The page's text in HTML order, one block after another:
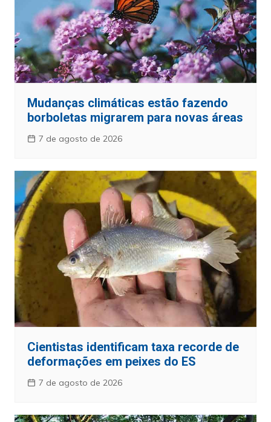
Mudanças climáticas estão fazendo
borboletas migrarem para novas áreas
7 de agosto de 2026
Cientistas identificam taxa recorde de
deformações em peixes do ES
7 de agosto de 2026